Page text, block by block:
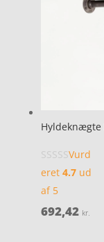
Hyldeknægte
Vurd
eret 4.7ud
af 5
692,42 kr.